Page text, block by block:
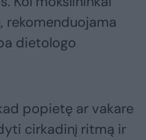
rekomenduojama
dietologo
popietę ar vakare
cirkadinį ritmą ir